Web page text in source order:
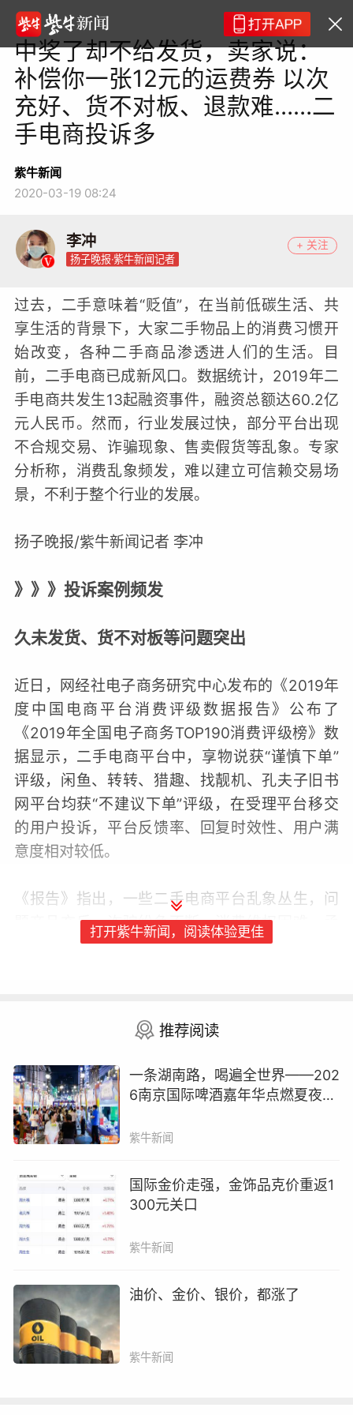
中奖了却不给发货，卖家说：
补偿你一张12元的运费券 以次
充好、货不对板、退款难……二
手电商投诉多
紫牛新闻
2020-03-19 08:24
李冲
扬子晚报·紫牛新闻记者
+ 关注
过去，二手意味着“贬值”，在当前低碳生活、共
享生活的背景下，大家二手物品上的消费习惯开
始改变，各种二手商品渗透进人们的生活。目
前，二手电商已成新风口。数据统计，2019年二
手电商共发生13起融资事件，融资总额达60.2亿
元人民币。然而，行业发展过快，部分平台出现
不合规交易、诈骗现象、售卖假货等乱象。专家
分析称，消费乱象频发，难以建立可信赖交易场
景，不利于整个行业的发展。
扬子晚报/紫牛新闻记者 李冲
》》》投诉案例频发
久未发货、货不对板等问题突出
近日，网经社电子商务研究中心发布的《2019年
度中国电商平台消费评级数据报告》公布了
《2019年全国电子商务TOP190消费评级榜》数
据显示，二手电商平台中，享物说获“谨慎下单”
评级，闲鱼、转转、猎趣、找靓机、孔夫子旧书
网平台均获“不建议下单”评级，在受理平台移交
的用户投诉，平台反馈率、回复时效性、用户满
意度相对较低。
《报告》指出，一些二手电商平台乱象丛生，问
题商品充斥，诈骗纷争不断，消费维权困难，亟
待规范整治。主要存在六大问题，售假贩假、以
家常以送货即确定购买等理由强迫消费者购买；
买家恶意调换商品；交易支付安全、消费欺诈。
【案例一】在“享物说”中奖了，店家却表示无法
发货
动，中奖一直不发货，多次联系客服，客服开始
说是催促店家，后来又说不发货了，没有给出原
因。后来在多个平台投诉，一家投诉平台通知享
物后说，对方称已有回复，可李先生从来没有接
品无法发货，我们愿意您补偿一张12元运费券，
希望您笑纳哦，如您接受，该补偿将在24小时内
到账。
打开紫牛新闻，阅读体验更佳
推荐阅读
一条湖南路，喝遍全世界——202
6南京国际啤酒嘉年华点燃夏夜消
紫牛新闻
国际金价走强，金饰品克价重返1
300元关口
紫牛新闻
油价、金价、银价，都涨了
紫牛新闻